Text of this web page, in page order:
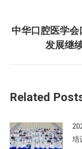
中华口腔医学
发展继
Related
培